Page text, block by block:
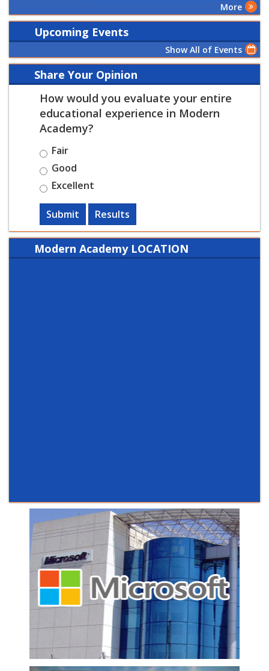
More
Upcoming Events
Show All of Events
Share Your Opinion
How would you evaluate your entire
educational experience in Modern
Academy?
Fair
Good
Excellent
Submit Results
Modern Academy LOCATION